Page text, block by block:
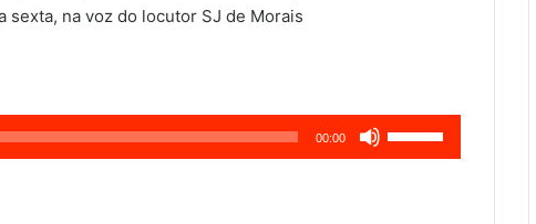
sexta, na voz do locutor SJ de Morais
00:00
as